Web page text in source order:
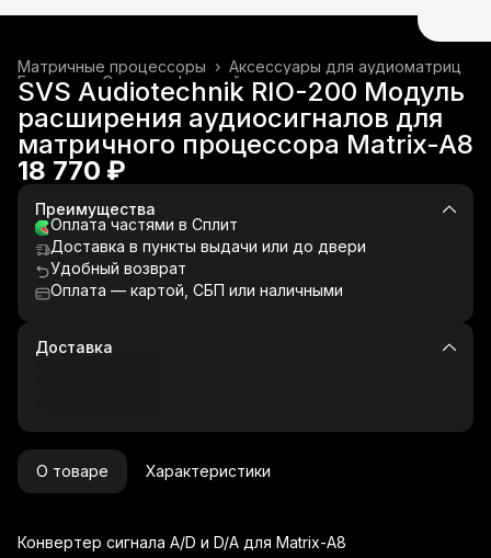
Аксессуары для аудиоматриц
Матричные процессоры ›
Системы фоновой трансляции ›
Главная ›
SVS Audiotechnik RIO-200 Модуль
расширения аудиосигналов для
матричного процессора Matrix-A8
18 770 ₽
Преимущества
Оплата частями в Сплит
Доставка в пункты выдачи или до двери
Удобный возврат
Оплата — картой, СБП или наличными
Доставка
О товаре Характеристики
Конвертер сигнала A/D и D/A для Matrix-A8